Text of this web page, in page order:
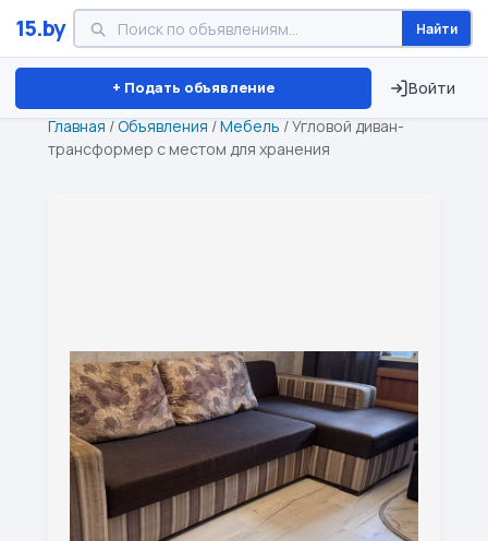
15.by Найти
+ Подать объявление Войти
Минск Витебск Брест ⏱ ТОЛЬКО 15 ДНЕЙ
Главная /Объявления /Мебель /Угловой диван-
трансформер с местом для хранения